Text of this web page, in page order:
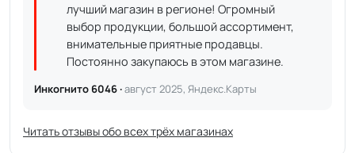
лучший магазин в регионе! Огромный
выбор продукции, большой ассортимент,
внимательные приятные продавцы.
Постоянно закупаюсь в этом магазине.
Инкогнито 6046 ·август 2025, Яндекс.Карты
Читать отзывы обо всех трёх магазинах